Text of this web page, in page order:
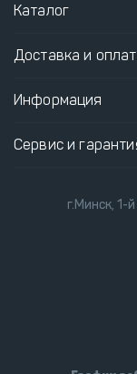
Каталог
Доставка и
Информация
Сервис и
г.Минск, 1-